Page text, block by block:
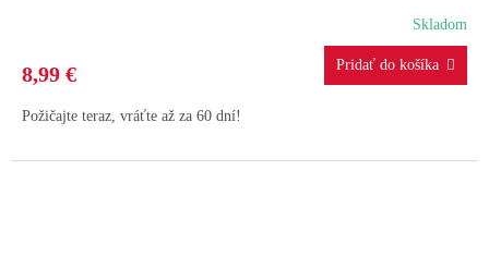
Skladom
8,99 €
Požičajte teraz, vráťte až za 60 dní!